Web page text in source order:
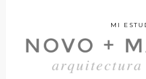
MI